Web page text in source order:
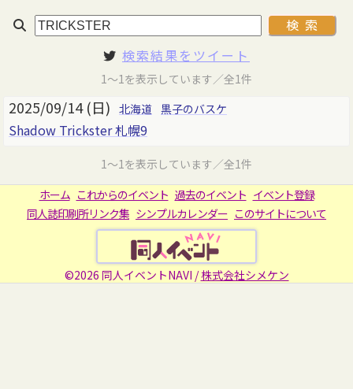
検索結果をツイート
1～1を表示しています／全1件
2025/09/14 (日) 北海道 黒子のバスケ
Shadow Trickster 札幌9
1～1を表示しています／全1件
ホーム これからのイベント 過去のイベント イベント登録
同人誌印刷所リンク集 シンプルカレンダー このサイトについて
©2026 同人イベントNAVI /株式会社シメケン